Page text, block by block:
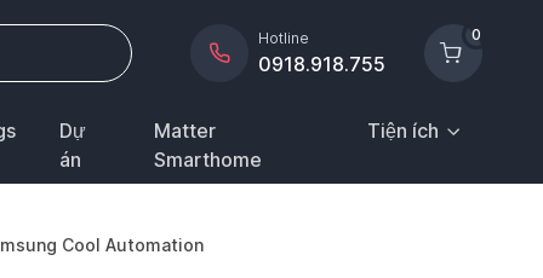
Hotline
0918.918.755
0
Dự
án
Matter
Smarthome
Tiện ích
Cool Automation